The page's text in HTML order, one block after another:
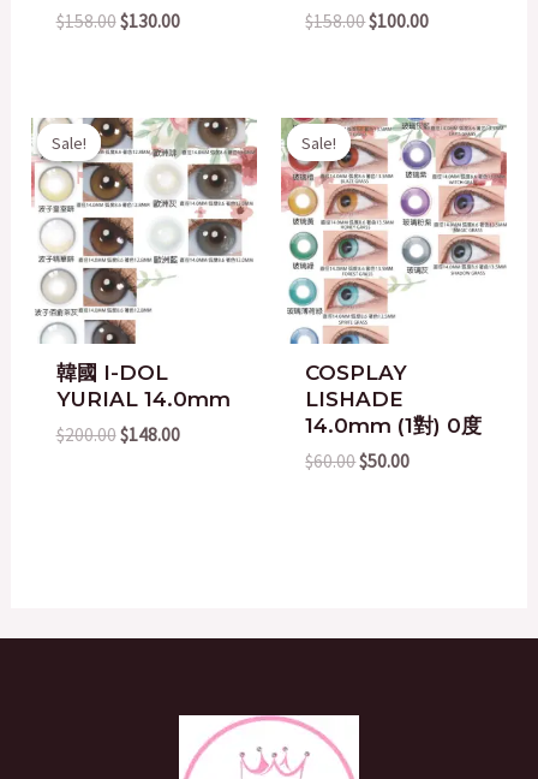
$158.00$130.00 $158.00$100.00
Sale!
Sale!
韓國 I-DOL
YURIAL 14.0mm
$200.00
Original
price
was:
$200.00.
$148.00
Current
price
is:
$148.00.
Sale!
Sale!
COSPLAY
LISHADE
14.0mm (1對) 0度
$60.00
Original
price
was:
$60.00.
$50.00
Current
price
is:
$50.00.